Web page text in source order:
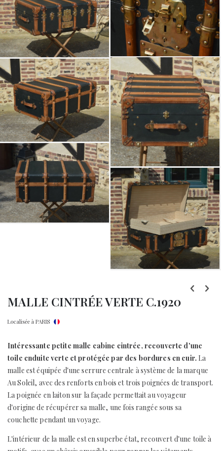
the
images
gallery
MALLE CINTRÉE VERTE C.1920
Localisée à PARIS
Intéressante petite malle cabine cintrée, recouverte d'une
toile enduite verte et protégée par des bordures en cuir. La
malle est équipée d'une serrure centrale à système de la marque
Au Soleil, avec des renforts en bois et trois poignées de transport.
La poignée en laiton sur la façade permettait au voyageur
d'origine de récupérer sa malle, une fois rangée sous sa
couchette pendant un voyage.
L'intérieur de la malle est en superbe état, recouvert d'une toile à